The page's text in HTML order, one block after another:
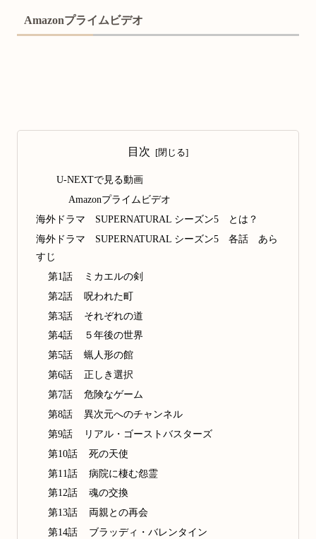
Amazonプライムビデオ
目次
U-NEXTで見る動画
Amazonプライムビデオ
海外ドラマ SUPERNATURAL シーズン5 とは？
海外ドラマ SUPERNATURAL シーズン5 各話 あら
すじ
第1話 ミカエルの剣
第2話 呪われた町
第3話 それぞれの道
第4話 ５年後の世界
第5話 蝋人形の館
第6話 正しき選択
第7話 危険なゲーム
第8話 異次元へのチャンネル
第9話 リアル・ゴーストバスターズ
第10話 死の天使
第11話 病院に棲む怨霊
第12話 魂の交換
第13話 両親との再会
第14話 ブラッディ・バレンタイン